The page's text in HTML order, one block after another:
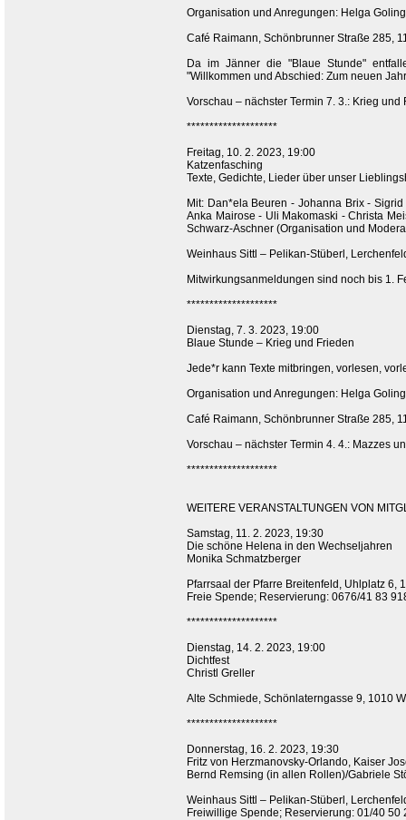
Organisation und Anregungen: Helga
Café Raimann, Schönbrunner Straße 285,
Da im Jänner die "Blaue Stunde"
"Willkommen und Abschied: Zum neuen
Vorschau – nächster Termin 7. 3.: Krieg und
********************
Freitag, 10. 2. 2023, 19:00
Katzenfasching
Texte, Gedichte, Lieder über unser
Mit: Dan*ela Beuren - Johanna Brix -
Anka Mairose - Uli Makomaski - Christa
Schwarz-Aschner (Organisation und
Weinhaus Sittl – Pelikan-Stüberl,
Mitwirkungsanmeldungen sind noch bis 1.
********************
Dienstag, 7. 3. 2023, 19:00
Blaue Stunde – Krieg und Frieden
Jede*r kann Texte mitbringen, vorlesen,
Organisation und Anregungen: Helga
Café Raimann, Schönbrunner Straße 285,
Vorschau – nächster Termin 4. 4.: Mazzes
********************
WEITERE VERANSTALTUNGEN VON
Samstag, 11. 2. 2023, 19:30
Die schöne Helena in den Wechseljahren
Monika Schmatzberger
Pfarrsaal der Pfarre Breitenfeld, Uhlplatz 6,
Freie Spende; Reservierung: 0676/41 83
********************
Dienstag, 14. 2. 2023, 19:00
Dichtfest
Christl Greller
Alte Schmiede, Schönlaterngasse 9, 1010
********************
Donnerstag, 16. 2. 2023, 19:30
Fritz von Herzmanovsky-Orlando, Kaiser
Bernd Remsing (in allen Rollen)/Gabriele
Weinhaus Sittl – Pelikan-Stüberl,
Freiwillige Spende; Reservierung: 01/40 50